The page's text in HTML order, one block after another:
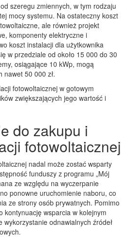
szeregu zmiennych, w tym rodzaju
mocy systemu. Na ostateczny koszt
ale również projekt
komponenty elektryczne i
koszt instalacji dla użytkownika
w przedziale od około 15 000 do 30
osiągające 10 kWp, mogą
nawet 50 000 zł.
fotowoltaicznej w gotowym
zwiększających jego wartość i
do zakupu i
fotowoltaicznej
nadal może zostać wsparty
funduszy z programu „Mój
ze względu na wyczerpanie
ponowne uruchomienie naboru, co
ze strony osób prywatnych. Pomimo
kontynuację wsparcia w kolejnym
odnawialnych źródeł